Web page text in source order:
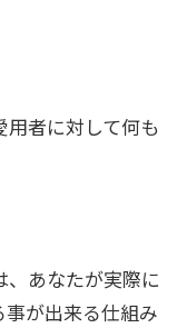
者に対して何も
あなたが実際に
が出来る仕組み